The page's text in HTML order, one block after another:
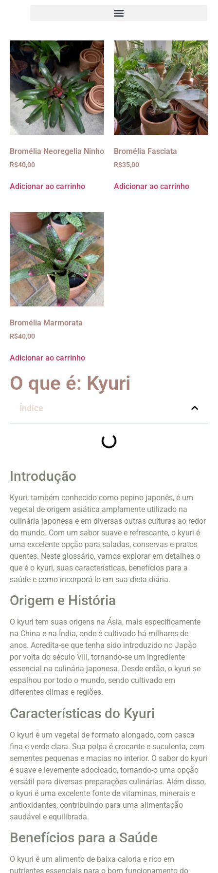
Bromélia Neoregelia Ninho
R$40,00
Adicionar ao carrinho
Bromélia Fasciata
R$35,00
Adicionar ao carrinho
Bromélia Marmorata
R$40,00
Adicionar ao carrinho
O que é: Kyuri
Índice
Introdução
Kyuri, também conhecido como pepino japonês, é um
vegetal de origem asiática amplamente utilizado na
culinária japonesa e em diversas outras culturas ao redor
do mundo. Com um sabor suave e refrescante, o kyuri é
uma excelente opção para saladas, conservas e pratos
quentes. Neste glossário, vamos explorar em detalhes o
que é o kyuri, suas características, benefícios para a
saúde e como incorporá-lo em sua dieta diária.
Origem e História
O kyuri tem suas origens na Ásia, mais especificamente
na China e na Índia, onde é cultivado há milhares de
anos. Acredita-se que tenha sido introduzido no Japão
por volta do século VIII, tornando-se um ingrediente
essencial na culinária japonesa. Desde então, o kyuri se
espalhou por todo o mundo, sendo cultivado em
diferentes climas e regiões.
Características do Kyuri
O kyuri é um vegetal de formato alongado, com casca
fina e verde clara. Sua polpa é crocante e suculenta, com
sementes pequenas e macias no interior. O sabor do kyuri
é suave e levemente adocicado, tornando-o uma opção
versátil para diversas preparações culinárias. Além disso,
o kyuri é uma excelente fonte de vitaminas, minerais e
antioxidantes, contribuindo para uma alimentação
saudável e equilibrada.
Benefícios para a Saúde
O kyuri é um alimento de baixa caloria e rico em
nutrientes essenciais para o bom funcionamento do